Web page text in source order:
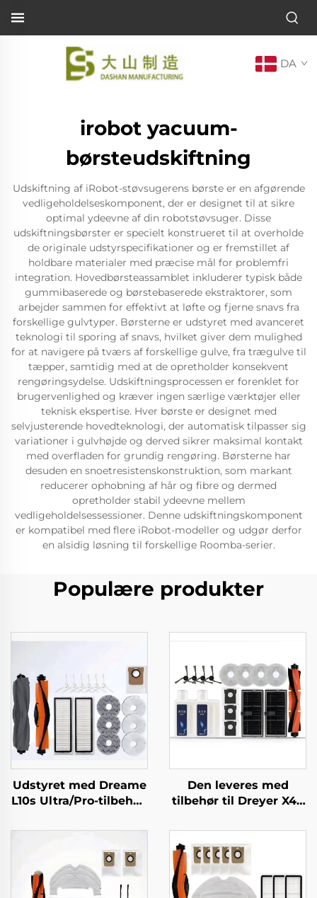
DA
irobot yacuum-
børsteudskiftning
Udskiftning af iRobot-støvsugerens børste er en afgørende
vedligeholdelseskomponent, der er designet til at sikre
optimal ydeevne af din robotstøvsuger. Disse
udskiftningsbørster er specielt konstrueret til at overholde
de originale udstyrspecifikationer og er fremstillet af
holdbare materialer med præcise mål for problemfri
integration. Hovedbørsteassamblet inkluderer typisk både
gummibaserede og børstebaserede ekstraktorer, som
arbejder sammen for effektivt at løfte og fjerne snavs fra
forskellige gulvtyper. Børsterne er udstyret med avanceret
teknologi til sporing af snavs, hvilket giver dem mulighed
for at navigere på tværs af forskellige gulve, fra trægulve til
tæpper, samtidig med at de opretholder konsekvent
rengøringsydelse. Udskiftningsprocessen er forenklet for
brugervenlighed og kræver ingen særlige værktøjer eller
teknisk ekspertise. Hver børste er designet med
selvjusterende hovedteknologi, der automatisk tilpasser sig
variationer i gulvhøjde og derved sikrer maksimal kontakt
med overfladen for grundig rengøring. Børsterne har
desuden en snoetresistenskonstruktion, som markant
reducerer ophobning af hår og fibre og dermed
opretholder stabil ydeevne mellem
vedligeholdelsessessioner. Denne udskiftningskomponent
er kompatibel med flere iRobot-modeller og udgør derfor
en alsidig løsning til forskellige Roomba-serier.
Populære produkter
Udstyret med Dreame
L10s Ultra/Pro-tilbehør,
filterdæksel, klud,
støvposer og
forbrugsvarer,
universel type
Den leveres med
tilbehør til Dreyer X40
S30 Pro Ultra-
filterklud, støvpose og
rengøringsvæske